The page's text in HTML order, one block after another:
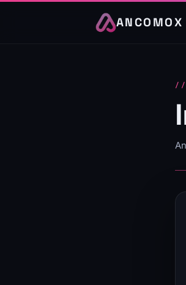
ANCOMOX
//